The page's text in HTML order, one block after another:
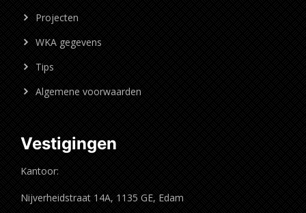
Projecten
WKA gegevens
Tips
Algemene voorwaarden
Vestigingen
Kantoor:
Nijverheidstraat 14A, 1135 GE, Edam